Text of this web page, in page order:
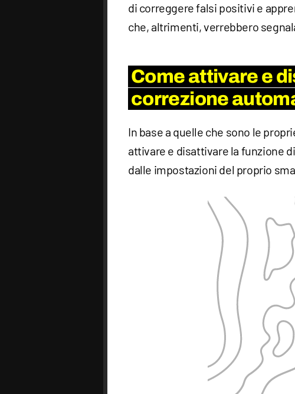
di correggere falsi positivi e
che, altrimenti, verrebbero
Come attivare e
correzione
In base a quelle che sono le
attivare e disattivare la funzione
dalle impostazioni del proprio